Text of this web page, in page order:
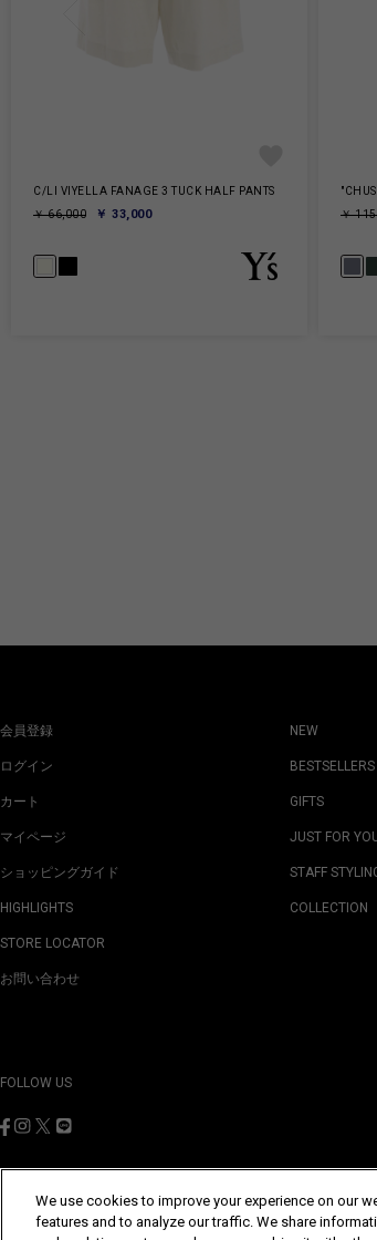
C/LI VIYELLA FANAGE 3 TUCK HALF PANTS
￥ 66,000
￥ 33,000
￥
会員登録
ログイン
カート
マイページ
ショッピングガイド
HIGHLIGHTS
STORE LOCATOR
お問い合わせ
NEW
BESTSELLERS
GIFTS
JUST FOR
STAFF
COLLECTION
FOLLOW US
We use cookies to improve your experience on our
features and to analyze our traffic. We share